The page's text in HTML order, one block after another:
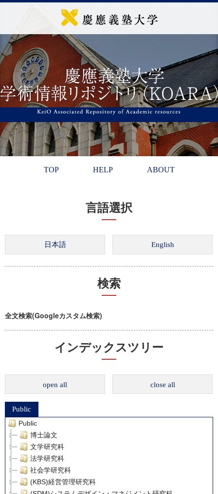
TOP HELP ABOUT
言語選択
検索
全文検索(Googleカスタム検索)
インデックスツリー
open all close all
Public
Public
博士論文
文学研究科
法学研究科
社会学研究科
(KBS)経営管理研究科